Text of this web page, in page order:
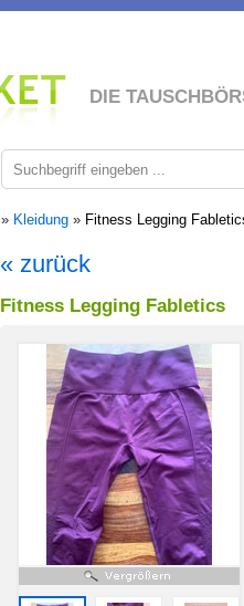
DIE
» Kleidung » Fitness Legging
« zurück
Fitness Legging Fabletics